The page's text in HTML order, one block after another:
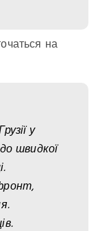
на
у
швидкої